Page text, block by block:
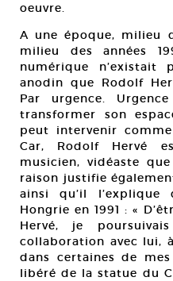
oeuvre.
A une époque, milieu
milieu des années
numérique n’existait
anodin que Rodolf
Par urgence.
transformer son
peut intervenir
Car, Rodolf Hervé
musicien, vidéaste
raison justifie
ainsi qu’il
Hongrie en 1991 : «
Hervé, je
collaboration avec lui,
dans certaines de
libéré de la statue du